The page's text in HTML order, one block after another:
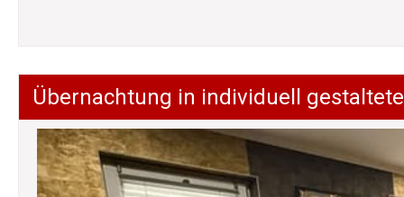
Übernachtung in individuell